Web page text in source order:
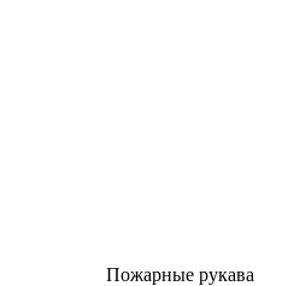
Пожарные рукава